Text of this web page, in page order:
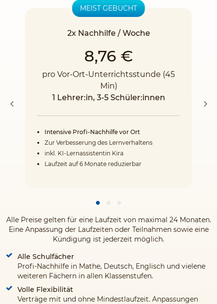
MEIST GEBUCHT
2x Nachhilfe / Woche
8,76 €
pro Vor-Ort-Unterrichtsstunde (45
Min)
1 Lehrer:in, 3-5 Schüler:innen
Intensive Profi-Nachhilfe vor Ort
Zur Verbesserung des Lernverhaltens
inkl. KI-Lernassistentin Kira
Laufzeit auf 6 Monate reduzierbar
Alle Preise gelten für eine Laufzeit von maximal 24 Monaten.
Eine Anpassung der Laufzeiten oder Teilnahmen sowie eine
Kündigung ist jederzeit möglich.
Alle Schulfächer
Profi-Nachhilfe in Mathe, Deutsch, Englisch und vielene
weiteren Fächern in allen Klassenstufen.
Volle Flexibilität
Verträge mit und ohne Mindestlaufzeit. Anpassungen